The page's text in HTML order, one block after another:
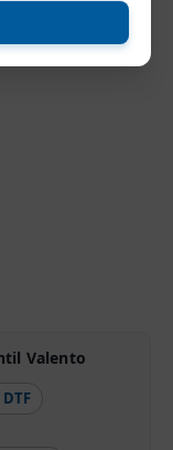
Valento